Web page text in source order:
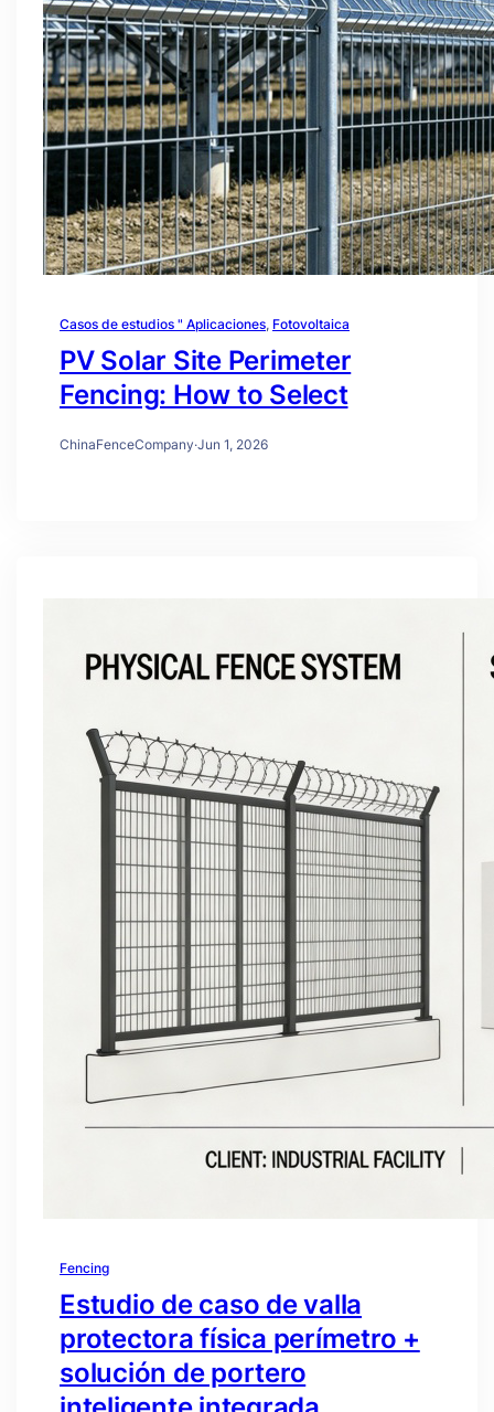
Casos de estudios " Aplicaciones, Fotovoltaica
PV Solar Site Perimeter
Fencing: How to Select
ChinaFenceCompany·Jun 1, 2026
Fencing
Estudio de caso de valla
protectora física perímetro +
solución de portero